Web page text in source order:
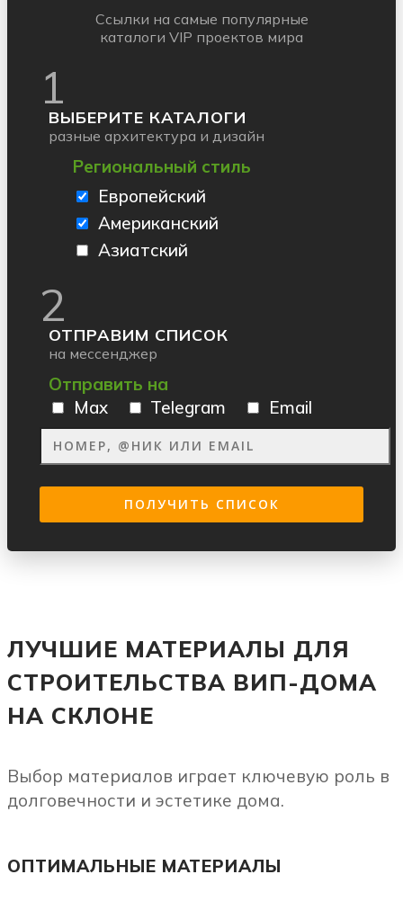
Ссылки на самые популярные
каталоги VIP проектов мира
1
ВЫБЕРИТЕ КАТАЛОГИ
разные архитектура и дизайн
Региональный стиль
Европейский
Американский
Азиатский
2
ОТПРАВИМ СПИСОК
на мессенджер
Отправить на
Max
Telegram Email
ЛУЧШИЕ МАТЕРИАЛЫ ДЛЯ
СТРОИТЕЛЬСТВА ВИП-ДОМА
НА СКЛОНЕ
Выбор материалов играет ключевую роль в
долговечности и эстетике дома.
ОПТИМАЛЬНЫЕ МАТЕРИАЛЫ